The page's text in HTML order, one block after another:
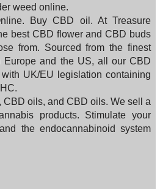
weed online.
Buy CBD oil. At Treasure
best CBD flower and CBD buds
from. Sourced from the finest
Europe and the US, all our CBD
UK/EU legislation containing
CBD oils, and CBD oils. We sell a
products. Stimulate your
the endocannabinoid system